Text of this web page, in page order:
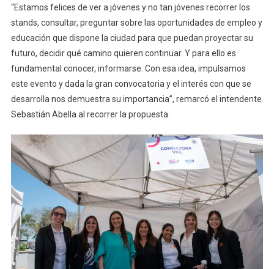
“Estamos felices de ver a jóvenes y no tan jóvenes recorrer los
stands, consultar, preguntar sobre las oportunidades de empleo y
educación que dispone la ciudad para que puedan proyectar su
futuro, decidir qué camino quieren continuar. Y para ello es
fundamental conocer, informarse. Con esa idea, impulsamos
este evento y dada la gran convocatoria y el interés con que se
desarrolla nos demuestra su importancia”, remarcó el intendente
Sebastián Abella al recorrer la propuesta.